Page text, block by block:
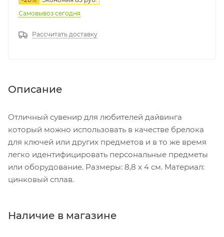
Самовывоз сегодня
Рассчитать доставку
Описание
Отличный сувенир для любителей дайвинга
который можно использовать в качестве брелока
для ключей или других предметов и в то же время
легко идентифицировать персональные предметы
или оборудование. Размеры: 8,8 x 4 см. Материал:
цинковый сплав.
Наличие в магазине